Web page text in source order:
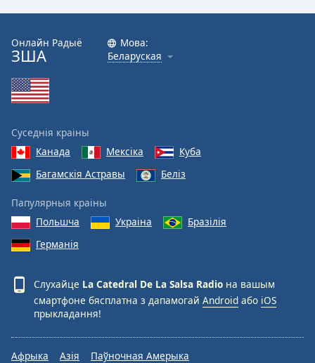
Edge
Family
Reset
Done
Close
Modal
Dialog
End
dialog
window.
Онлайн Радыё
ЗША
Мова:
Беларуская
Суседнія краіны
Канада
Мексіка
Куба
Багамскія Астравы
Беліз
Папулярныя краіны
Польшча
Украіна
Бразілія
Германія
Слухайце La Catedral De La Salsa Radio на вашым
смартфоне бясплатна з дапамогай Android або iOS
прыкладання!
Афрыка Азія Паўночная Амерыка